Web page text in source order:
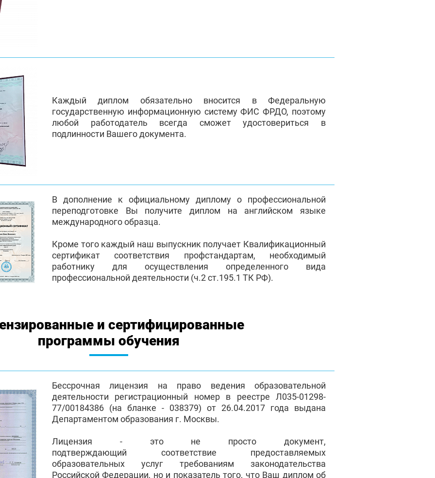
Каждый диплом обязательно вносится в Федеральную
государственную информационную систему ФИС ФРДО, поэтому
любой работодатель всегда сможет удостовериться в
подлинности Вашего документа.
В дополнение к официальному диплому о профессиональной
переподготовке Вы получите диплом на английском языке
международного образца.
Кроме того каждый наш выпускник получает Квалификационный
сертификат соответствия профстандартам, необходимый
работнику для осуществления определенного вида
профессиональной деятельности (ч.2 ст.195.1 ТК РФ).
и сертифицированные
программы обучения
Бессрочная лицензия на право ведения образовательной
деятельности регистрационный номер в реестре Л035-01298-
77/00184386 (на бланке - 038379) от 26.04.2017 года выдана
Департаментом образования г. Москвы.
Лицензия - это не просто документ,
подтверждающий соответствие предоставляемых
образовательных услуг требованиям законодательства
Российской Федерации, но и показатель того, что Ваш диплом об